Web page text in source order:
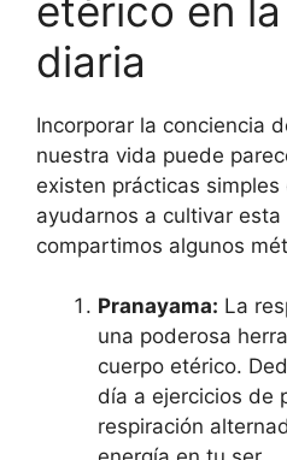
etérico en
diaria
Incorporar la conciencia
nuestra vida puede
existen prácticas simples
ayudarnos a cultivar
compartimos algunos
Pranayama: La
una poderosa
cuerpo etérico.
día a ejercicios de
respiración